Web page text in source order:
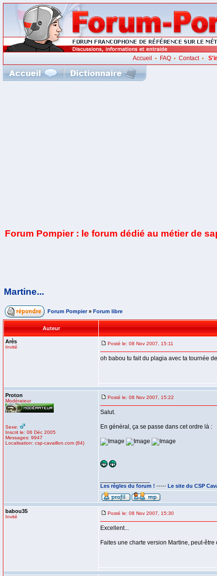
Accueil • FAQ• Contact•
Forum Pompier : le forum dédié au métier de
Martine...
Forum Pompier » Forum libre
Auteur
Arès
Invité
Posté le: 08 Nov 2007, 15:11
oh babou tu fait du plagia avec ta tournée
Proton
Modérateur
Sexe:
Inscrit le: 06 Déc 2005
Messages: 9947
Localisation: csp-cavaillon.com (84)
Posté le: 08 Nov 2007, 15:22
Salut.
En général, ça se passe dans cet ordre là :
Les règles du forum ! ----- Le site du CSP
babou35
Invité
Posté le: 08 Nov 2007, 15:30
Excellent...
Faites une charte version Martine, peut-